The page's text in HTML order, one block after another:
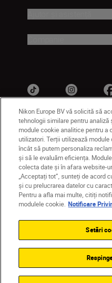
MD Nikon Sites
Contactaţi-ne
Politică de
Termeni de utilizare
Notificare privind
© 2026 Nikon
Nikon Europe BV vă solicită să
tehnologii similare pentru analiză
module cookie analitice pentru a
utilizatori. Terții utilizează
încât să putem personaliza
și să le evaluăm eficiența.
colecta date și în afara website-
„Acceptați tot”, sunteți de acord
și cu prelucrarea datelor cu
Pentru a afla mai multe, citiți
modulele cookie. Notificare
Setări